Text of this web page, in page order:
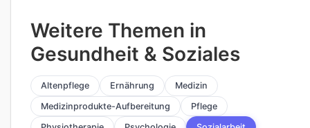
Weitere Themen in
Gesundheit & Soziales
Altenpflege Ernährung
Medizin
Medizinprodukte-Aufbereitung
Pflege